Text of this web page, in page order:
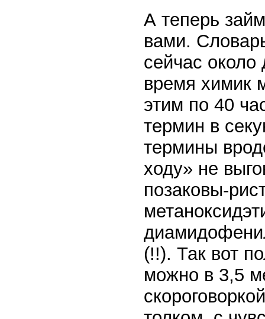
А теперь
вами.
сейчас
время химик
этим по 40
термин в
термины
ходу» не
позаковы-
(!!). Так вот
можно в 3,5